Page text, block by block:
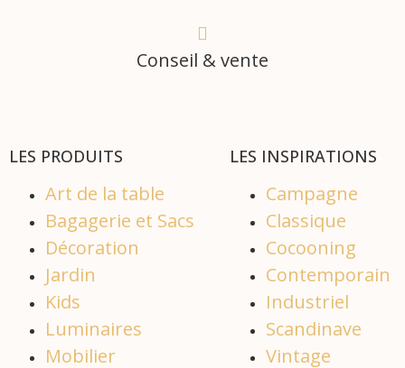
Conseil & vente
LES PRODUITS
Art de la table
Bagagerie et Sacs
Décoration
Jardin
Kids
Luminaires
Mobilier
LES INSPIRATIONS
Campagne
Classique
Cocooning
Contemporain
Industriel
Scandinave
Vintage